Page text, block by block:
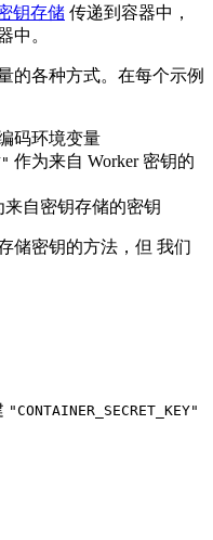
钥存储 传递到容器中，
中。
的各种方式。在每个示例
码环境变量
作为来自 Worker 密钥的
来自密钥存储的密钥
储密钥的方法，但 我们
"CONTAINER_SECRET_KEY"